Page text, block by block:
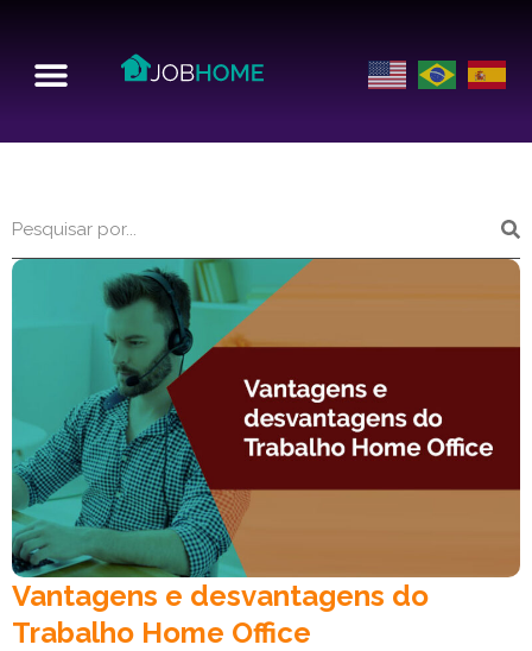
Vantagens e desvantagens do
Trabalho Home Office